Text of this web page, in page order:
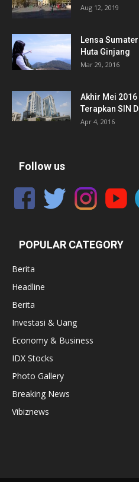
Aug 12, 2019
Lensa
Huta Ginjang
Mar 29, 2016
Akhir Mei
Terapkan SIN
Apr 4, 2016
Follow us
POPULAR CATEGORY
Berita
Headline
Berita
Investasi & Uang
Economy & Business
IDX Stocks
Photo Gallery
Breaking News
Vibiznews